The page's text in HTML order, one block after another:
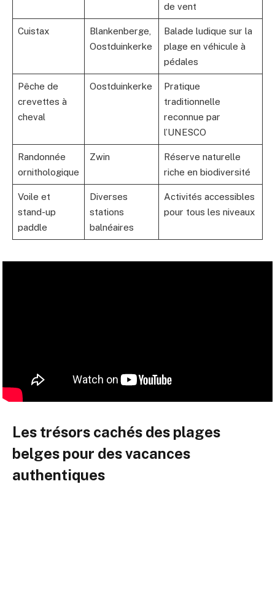
de vent
Cuistax
Blankenberge,
Oostduinkerke
Balade ludique sur la
plage en véhicule à
pédales
Pêche de
crevettes à
cheval
Oostduinkerke
Pratique
traditionnelle
reconnue par
l’UNESCO
Randonnée
ornithologique
Zwin
Réserve naturelle
riche en biodiversité
Voile et
stand-up
paddle
Diverses
stations
balnéaires
Activités accessibles
pour tous les niveaux
Les trésors cachés des plages
belges pour des vacances
authentiques